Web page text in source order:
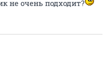
не очень подходит?